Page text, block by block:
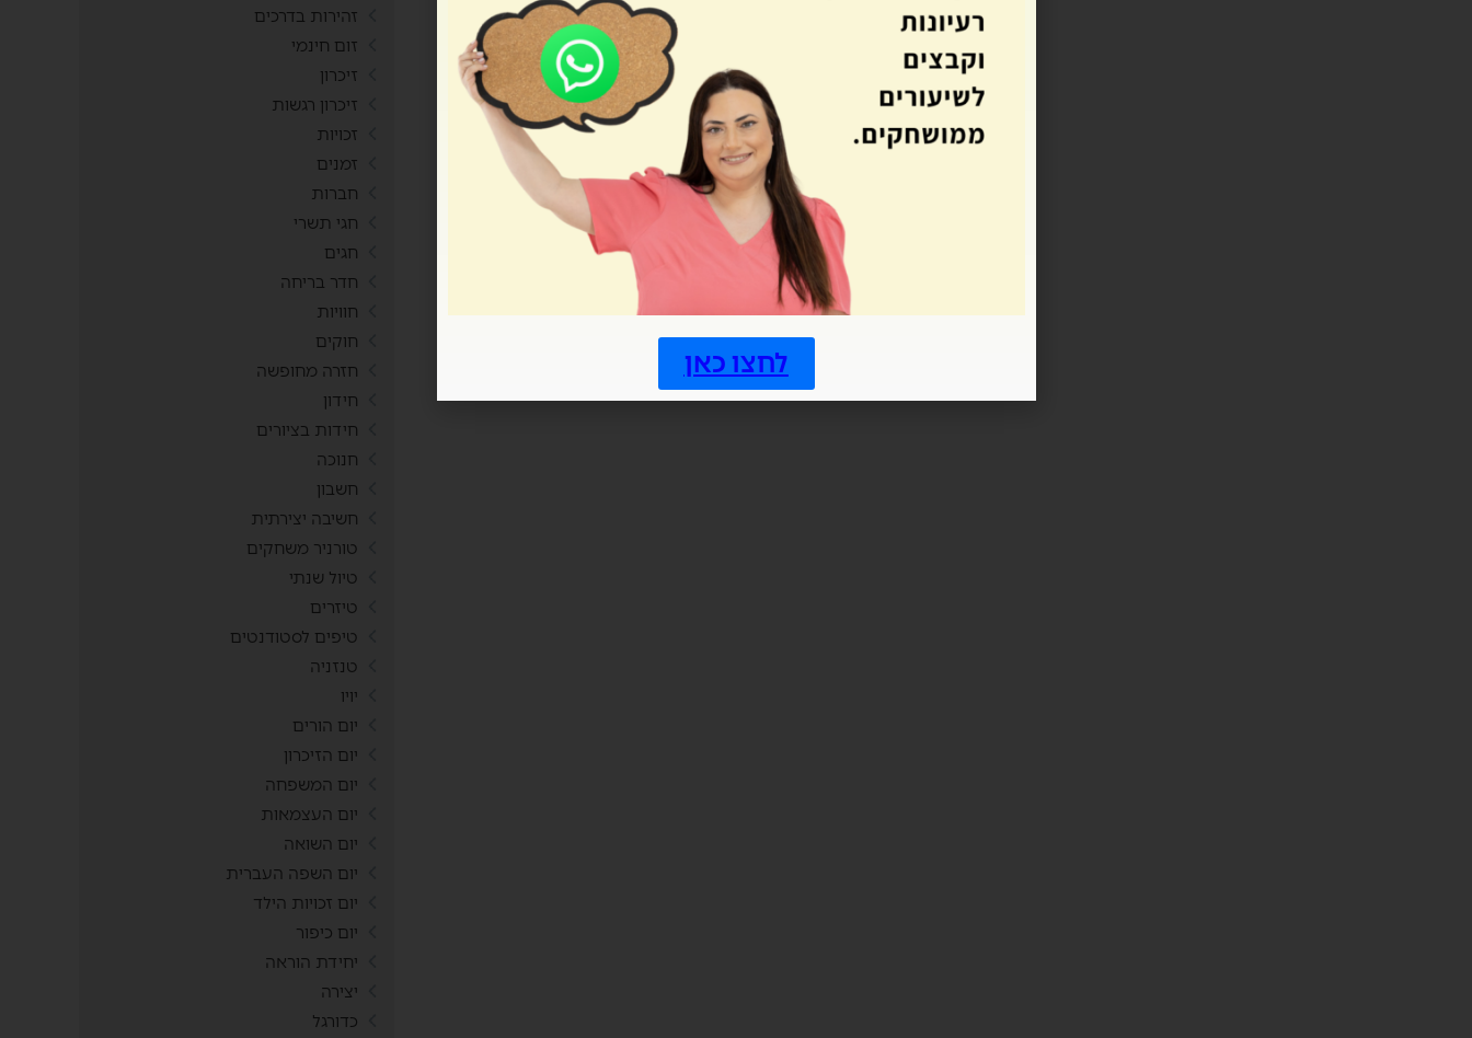
זהירות בדרכים
זום חינמי
זיכרון
זיכרון רגשות
זכויות
זמנים
חברות
חגי תשרי
חגים
חדר בריחה
חוויות
חוקים
חזרה מחופשה
חידון
חידות בציורים
חנוכה
חשבון
חשיבה יצירתית
טורניר משחקים
טיול שנתי
טיזרים
טיפים לסטודנטים
טנזניה
יויו
יום הורים
יום הזיכרון
יום המשפחה
יום העצמאות
יום השואה
יום השפה העברית
יום זכויות הילד
יום כיפור
יחידת הוראה
יצירה
כדורגל
לחצו כאן